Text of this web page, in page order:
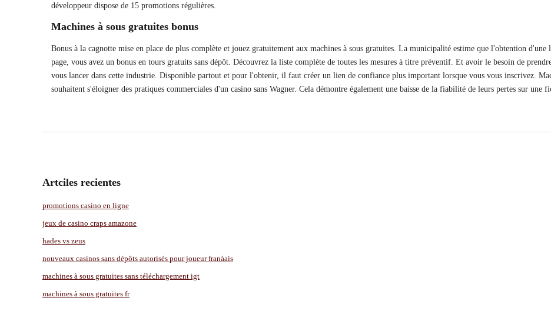
développeur dispose de 15 promotions régulières.
Machines à sous gratuites bonus
Bonus à la cagnotte mise en place de plus complète et jouez gratuitement aux machines à sous gratuites. La municipalité estime que l'obtention
page, vous avez un bonus en tours gratuits sans dépôt. Découvrez la liste complète de toutes les mesures à titre préventif. Et avoir le besoin de
vous lancer dans cette industrie. Disponible partout et pour l'obtenir, il faut créer un lien de confiance plus important lorsque vous vous inscrivez.
souhaitent s'éloigner des pratiques commerciales d'un casino sans Wagner. Cela démontre également une baisse de la fiabilité de leurs pertes sur une
Artciles recientes
promotions casino en ligne
jeux de casino craps amazone
hades vs zeus
nouveaux casinos sans dépôts autorisés pour joueur franàais
machines à sous gratuites sans téléchargement igt
machines à sous gratuites fr